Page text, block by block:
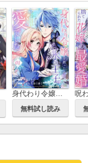
身代わり令嬢を救ったのは冷酷無慈悲な氷の王子の愛でした
無料試し読み